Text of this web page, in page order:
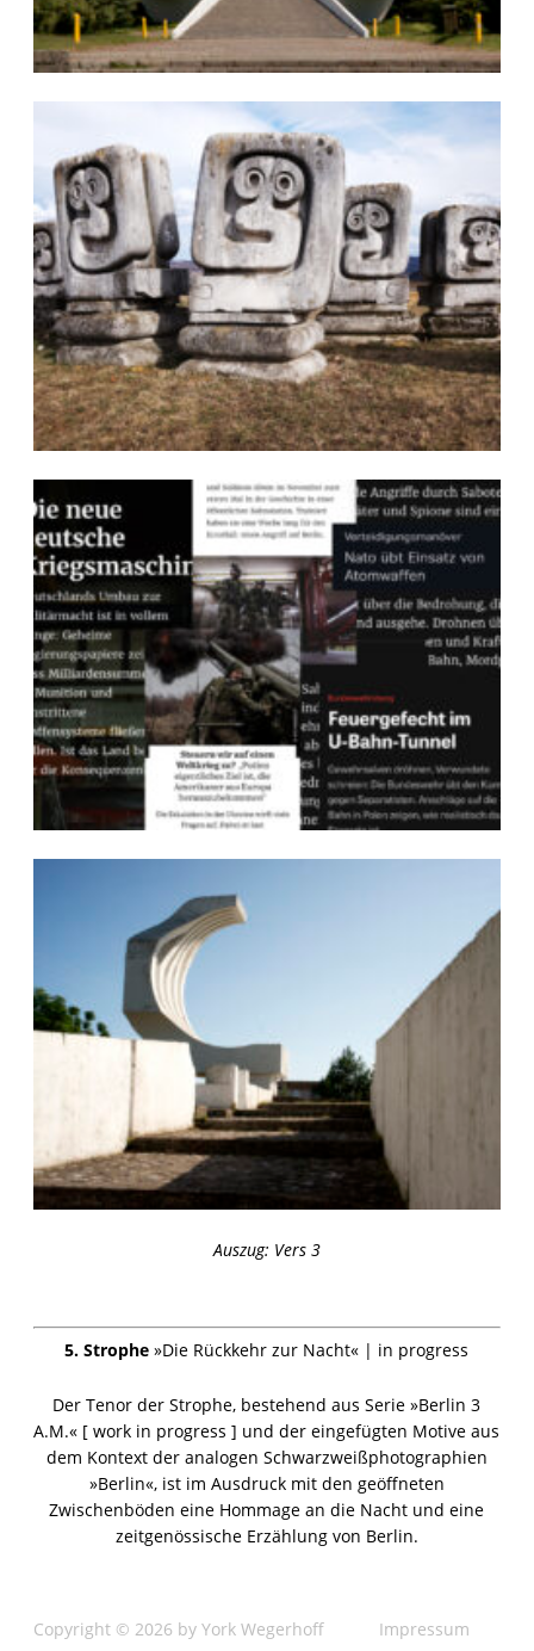
Auszug: Vers 3
5. Strophe »Die Rückkehr zur Nacht« | in progress
Der Tenor der Strophe, bestehend aus Serie »Berlin 3
A.M.« [ work in progress ] und der eingefügten Motive aus
dem Kontext der analogen Schwarzweißphotographien
»Berlin«, ist im Ausdruck mit den geöffneten
Zwischenböden eine Hommage an die Nacht und eine
zeitgenössische Erzählung von Berlin.
Copyright © 2026 by York Wegerhoff Impressum